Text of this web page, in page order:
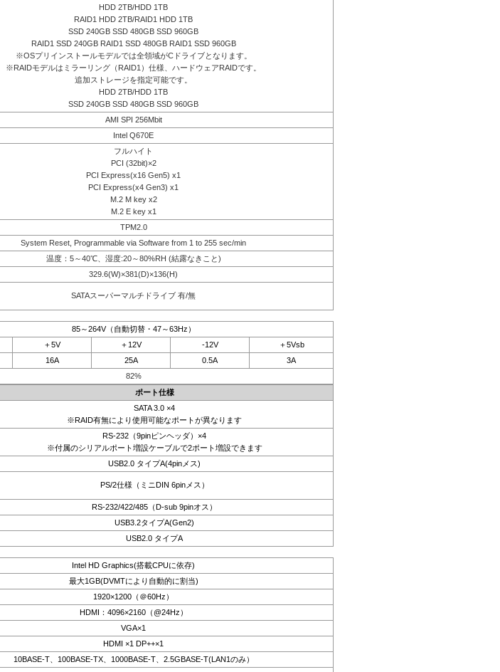
HDD 2TB/HDD 1TB
RAID1 HDD 2TB/RAID1 HDD 1TB
SSD 240GB SSD 480GB SSD 960GB
RAID1 SSD 240GB RAID1 SSD 480GB RAID1 SSD 960GB
※OSプリインストールモデルでは全領域がCドライブとなります。
※RAIDモデルはミラーリング（RAID1）仕様、ハードウェアRAIDです。
追加ストレージを指定可能です。
HDD 2TB/HDD 1TB
SSD 240GB SSD 480GB SSD 960GB
AMI SPI 256Mbit
Intel Q670E
フルハイト
PCI (32bit)×2
PCI Express(x16 Gen5) x1
PCI Express(x4 Gen3) x1
M.2 M key x2
M.2 E key x1
TPM2.0
System Reset, Programmable via Software from 1 to 255 sec/min
温度：5～40℃、湿度:20～80%RH (結露なきこと)
329.6(W)×381(D)×136(H)
SATAスーパーマルチドライブ 有/無
85～264V（自動切替・47～63Hz）
＋5V ＋12V -12V
＋5Vsb
16A 25A 0.5A
3A
82%
ポート仕様
SATA 3.0 ×4
※RAID有無により使用可能なポートが異なります
RS-232（9pinピンヘッダ）×4
※付属のシリアルポート増設ケーブルで2ポート増設できます
USB2.0 タイプA(4pinメス)
PS/2仕様（ミニDIN 6pinメス）
RS-232/422/485（D-sub 9pinオス）
USB3.2タイプA(Gen2)
USB2.0 タイプA
Intel HD Graphics(搭載CPUに依存)
最大1GB(DVMTにより自動的に割当)
1920×1200（＠60Hz）
HDMI：4096×2160（@24Hz）
VGA×1
HDMI ×1 DP++×1
10BASE-T、100BASE-TX、1000BASE-T、2.5GBASE-T(LAN1のみ）